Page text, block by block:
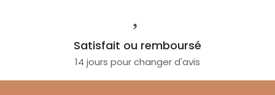
Satisfait ou remboursé
14 jours pour changer d'avis